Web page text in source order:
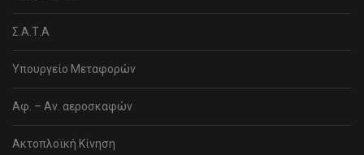
Σ.Α.Τ.Α
Υπουργείο Μεταφορών
Αφ. – Αν. αεροσκαφών
Ακτοπλοϊκή Κίνηση